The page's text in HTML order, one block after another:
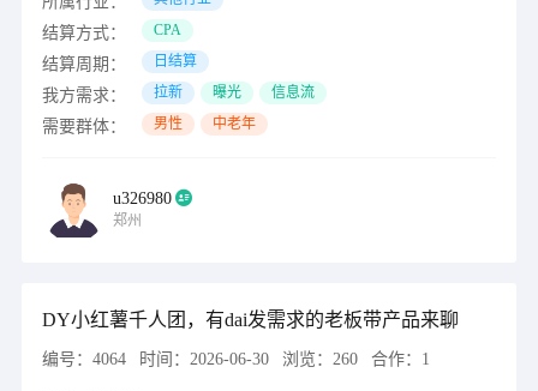
结算方式： CPA
结算周期： 日结算
我方需求： 拉新 曝光 信息流
需要群体： 男性 中老年
u326980
郑州
DY小红薯千人团，有dai发需求的老板带产品来聊
编号： 4064 时间： 2026-06-30 浏览： 260 合作： 1